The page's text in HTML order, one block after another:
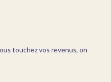
touchez vos revenus, on